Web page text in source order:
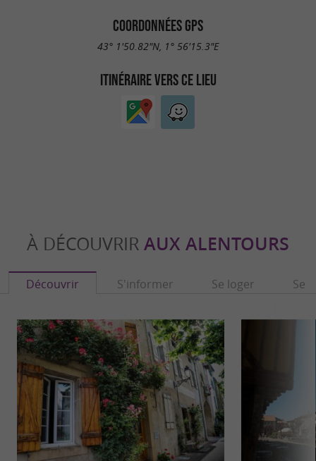
COORDONNÉES GPS
43° 1'50.82"N, 1° 56'15.3"E
ITINÉRAIRE VERS CE LIEU
À DÉCOUVRIR AUX ALENTOURS
Découvrir S'informer Se loger Se